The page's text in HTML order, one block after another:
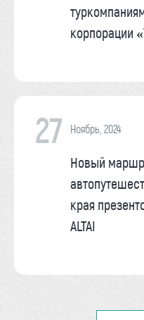
корпорации
27 Ноябрь, 2024
Новый
края
ALTAI